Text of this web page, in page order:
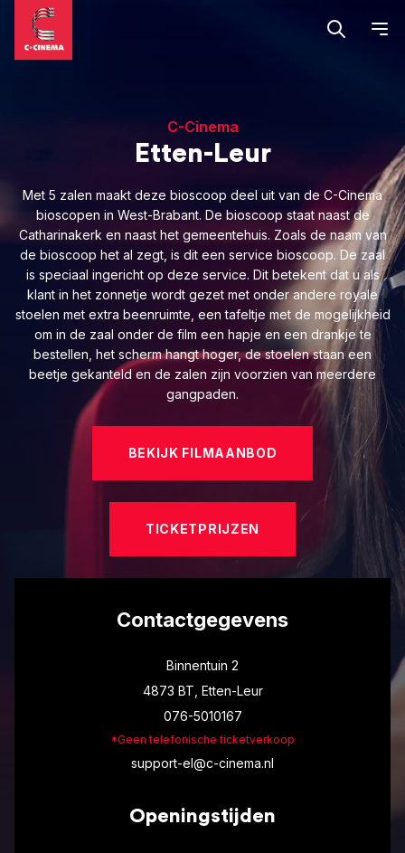
C-Cinema
Etten-Leur
Met 5 zalen maakt deze bioscoop deel uit van de C-Cinema
bioscopen in West-Brabant. De bioscoop staat naast de
Catharinakerk en naast het gemeentehuis. Zoals de naam van
de bioscoop het al zegt, is dit een service bioscoop. De zaal
is speciaal ingericht op deze service. Dit betekent dat u als
klant in het zonnetje wordt gezet met onder andere royale
stoelen met extra beenruimte, een tafeltje met de mogelijkheid
om in de zaal onder de film een hapje en een drankje te
bestellen, het scherm hangt hoger, de stoelen staan een
beetje gekanteld en de zalen zijn voorzien van meerdere
gangpaden.
BEKIJK FILMAANBOD
TICKETPRIJZEN
Contactgegevens
Binnentuin 2
4873 BT, Etten-Leur
076-5010167
*Geen telefonische ticketverkoop
support-el@c-cinema.nl
Openingstijden